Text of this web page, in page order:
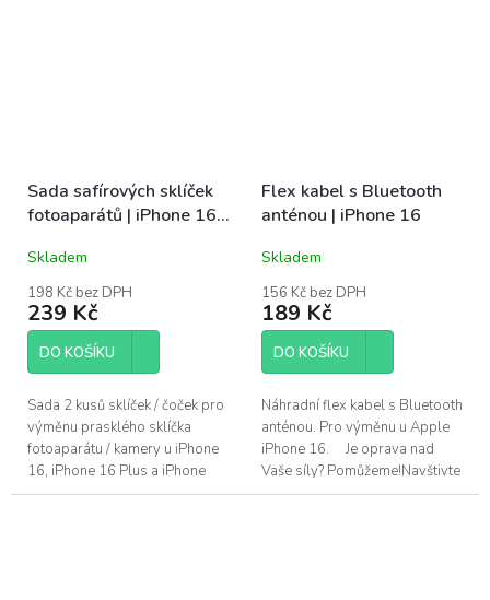
Sada safírových sklíček
fotoaparátů | iPhone 16,
Skladem
198 Kč bez DPH
239 Kč
DO KOŠÍKU
Sada 2 kusů sklíček / čoček pro
výměnu prasklého sklíčka
fotoaparátu / kamery u iPhone
16, iPhone 16 Plus a iPhone
17. Sklíčka jsou vyrobena z
Flex kabel s Bluetooth
anténou | iPhone 16
Skladem
156 Kč bez DPH
189 Kč
DO KOŠÍKU
Náhradní flex kabel s Bluetooth
anténou. Pro výměnu u Apple
iPhone 16. Je oprava nad
Vaše síly? Pomůžeme!Navštivte
náš servis v Praze.